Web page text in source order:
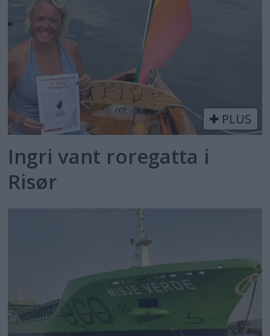
PLUS
Ingri vant roregatta i
Risør